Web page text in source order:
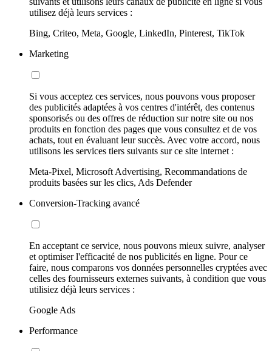
utilisez déjà leurs services :
Bing, Criteo, Meta, Google, LinkedIn, Pinterest, TikTok
Marketing
Si vous acceptez ces services, nous pouvons vous proposer
des publicités adaptées à vos centres d'intérêt, des contenus
sponsorisés ou des offres de réduction sur notre site ou nos
produits en fonction des pages que vous consultez et de vos
achats, tout en évaluant leur succès. Avec votre accord, nous
utilisons les services tiers suivants sur ce site internet :
Meta-Pixel, Microsoft Advertising, Recommandations de
produits basées sur les clics, Ads Defender
Conversion-Tracking avancé
En acceptant ce service, nous pouvons mieux suivre, analyser
et optimiser l'efficacité de nos publicités en ligne. Pour ce
faire, nous comparons vos données personnelles cryptées avec
celles des fournisseurs externes suivants, à condition que vous
utilisiez déjà leurs services :
Google Ads
Performance